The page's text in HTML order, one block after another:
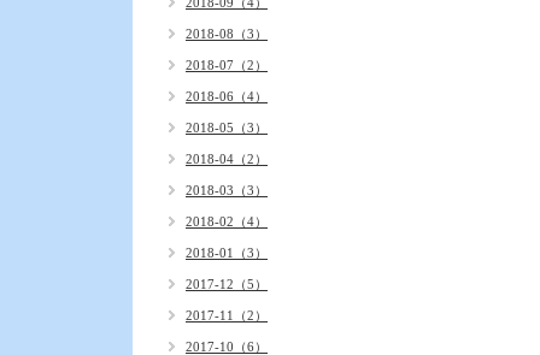
2018-08（3）
2018-07（2）
2018-06（4）
2018-05（3）
2018-04（2）
2018-03（3）
2018-02（4）
2018-01（3）
2017-12（5）
2017-11（2）
2017-10（6）